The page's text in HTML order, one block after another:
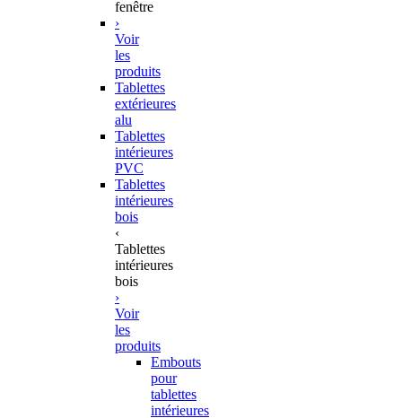
fenêtre
›
Voir
les
produits
Tablettes
extérieures
alu
Tablettes
intérieures
PVC
Tablettes
intérieures
bois
‹
Tablettes
intérieures
bois
›
Voir
les
produits
Embouts
pour
tablettes
intérieures